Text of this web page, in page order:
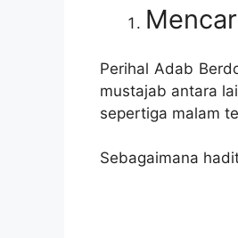
Perihal Adab
mustajab antara
sepertiga malam
Sebagaimana